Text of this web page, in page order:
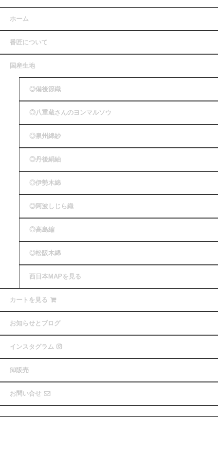
ホーム
番匠について
国産生地
◎備後節織
◎八重蔵さんのヨンマルソウ
◎泉州綿紗
◎丹後絹紬
◎伊勢木綿
◎阿波しじら織
◎高島縮
◎松阪木綿
西日本MAPを見る
カートを見る
お知らせとブログ
インスタグラム
卸販売
お問い合せ